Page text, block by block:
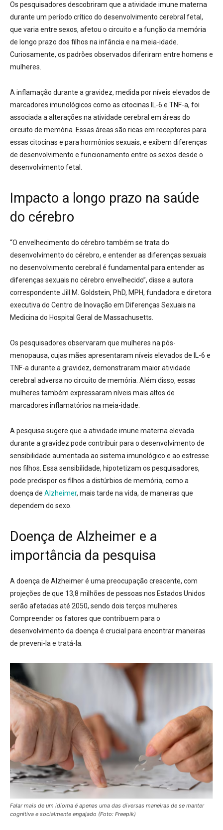
Os pesquisadores descobriram que a atividade imune materna
durante um período crítico do desenvolvimento cerebral fetal,
que varia entre sexos, afetou o circuito e a função da memória
de longo prazo dos filhos na infância e na meia-idade.
Curiosamente, os padrões observados diferiram entre homens e
mulheres.
A inflamação durante a gravidez, medida por níveis elevados de
marcadores imunológicos como as citocinas IL-6 e TNF-a, foi
associada a alterações na atividade cerebral em áreas do
circuito de memória. Essas áreas são ricas em receptores para
essas citocinas e para hormônios sexuais, e exibem diferenças
de desenvolvimento e funcionamento entre os sexos desde o
desenvolvimento fetal.
Impacto a longo prazo na saúde
do cérebro
“O envelhecimento do cérebro também se trata do
desenvolvimento do cérebro, e entender as diferenças sexuais
no desenvolvimento cerebral é fundamental para entender as
diferenças sexuais no cérebro envelhecido”, disse a autora
correspondente Jill M. Goldstein, PhD, MPH, fundadora e diretora
executiva do Centro de Inovação em Diferenças Sexuais na
Medicina do Hospital Geral de Massachusetts.
Os pesquisadores observaram que mulheres na pós-
menopausa, cujas mães apresentaram níveis elevados de IL-6 e
TNF-a durante a gravidez, demonstraram maior atividade
cerebral adversa no circuito de memória. Além disso, essas
mulheres também expressaram níveis mais altos de
marcadores inflamatórios na meia-idade.
A pesquisa sugere que a atividade imune materna elevada
durante a gravidez pode contribuir para o desenvolvimento de
sensibilidade aumentada ao sistema imunológico e ao estresse
nos filhos. Essa sensibilidade, hipotetizam os pesquisadores,
pode predispor os filhos a distúrbios de memória, como a
doença de Alzheimer, mais tarde na vida, de maneiras que
dependem do sexo.
Doença de Alzheimer e a
importância da pesquisa
A doença de Alzheimer é uma preocupação crescente, com
projeções de que 13,8 milhões de pessoas nos Estados Unidos
serão afetadas até 2050, sendo dois terços mulheres.
Compreender os fatores que contribuem para o
desenvolvimento da doença é crucial para encontrar maneiras
de preveni-la e tratá-la.
Falar mais de um idioma é apenas uma das diversas maneiras de se manter
cognitiva e socialmente engajado (Foto: Freepik)